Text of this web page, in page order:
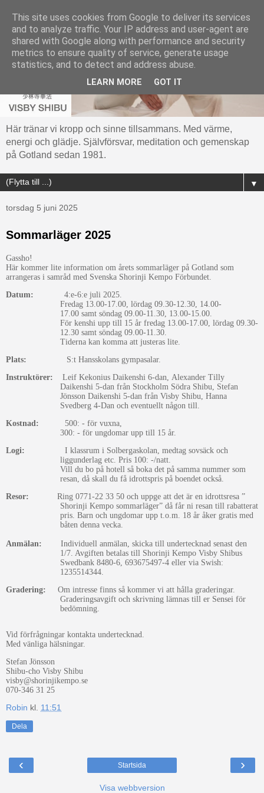
Här tränar vi kropp och sinne tillsammans. Med värme,
energi och glädje. Självförsvar, meditation och gemenskap
på Gotland sedan 1981.
▼
torsdag 5 juni 2025
Sommarläger 2025
Gassho!
Här kommer lite information om årets sommarläger på Gotland som
arrangeras i samråd med Svenska Shorinji Kempo Förbundet.
Datum:
4:e-6:e juli 2025.
Fredag 13.00-17.00, lördag 09.30-12.30, 14.00-
17.00 samt söndag 09.00-11.30, 13.00-15.00.
För kenshi upp till 15 år fredag 13.00-17.00, lördag 09.30-
12.30 samt söndag 09.00-11.30.
Tiderna kan komma att justeras lite.
Plats:
S:t Hansskolans gympasalar.
Instruktörer:
Leif Kekonius Daikenshi 6-dan, Alexander Tilly
Daikenshi 5-dan från Stockholm Södra Shibu, Stefan
Jönsson Daikenshi 5-dan från Visby Shibu, Hanna
Svedberg 4-Dan och eventuellt någon till.
Kostnad:
500: - för vuxna,
300: - för ungdomar upp till 15 år.
Logi:
I klassrum i Solbergaskolan, medtag sovsäck och
liggunderlag etc. Pris 100: -/natt.
Vill du bo på hotell så boka det på samma nummer som
resan, då skall du få idrottspris på boendet också.
Resor:
Ring 0771-22 33 50 och uppge att det är en idrottsresa ”
Shorinji Kempo sommarläger” då får ni resan till rabatterat
pris. Barn och ungdomar upp t.o.m. 18 år åker gratis med
båten denna vecka.
Anmälan: Individuell anmälan, skicka till undertecknad senast den
1/7. Avgiften betalas till Shorinji Kempo Visby Shibus
Swedbank 8480-6, 693675497-4 eller via Swish:
1235514344.
Gradering:
Om intresse finns så kommer vi att hålla graderingar.
Graderingsavgift och skrivning lämnas till er Sensei för
bedömning.
Vid förfrågningar kontakta undertecknad.
Med vänliga hälsningar.
Stefan Jönsson
Shibu-cho Visby Shibu
visby@shorinjikempo.se
070-346 31 25
Robin kl. 11:51
Dela
‹ ›
Startsida
Visa webbversion
This site uses cookies from Google to deliver its services
and to analyze traffic. Your IP address and user-agent are
shared with Google along with performance and security
metrics to ensure quality of service, generate usage
statistics, and to detect and address abuse.
LEARN MORE GOT IT